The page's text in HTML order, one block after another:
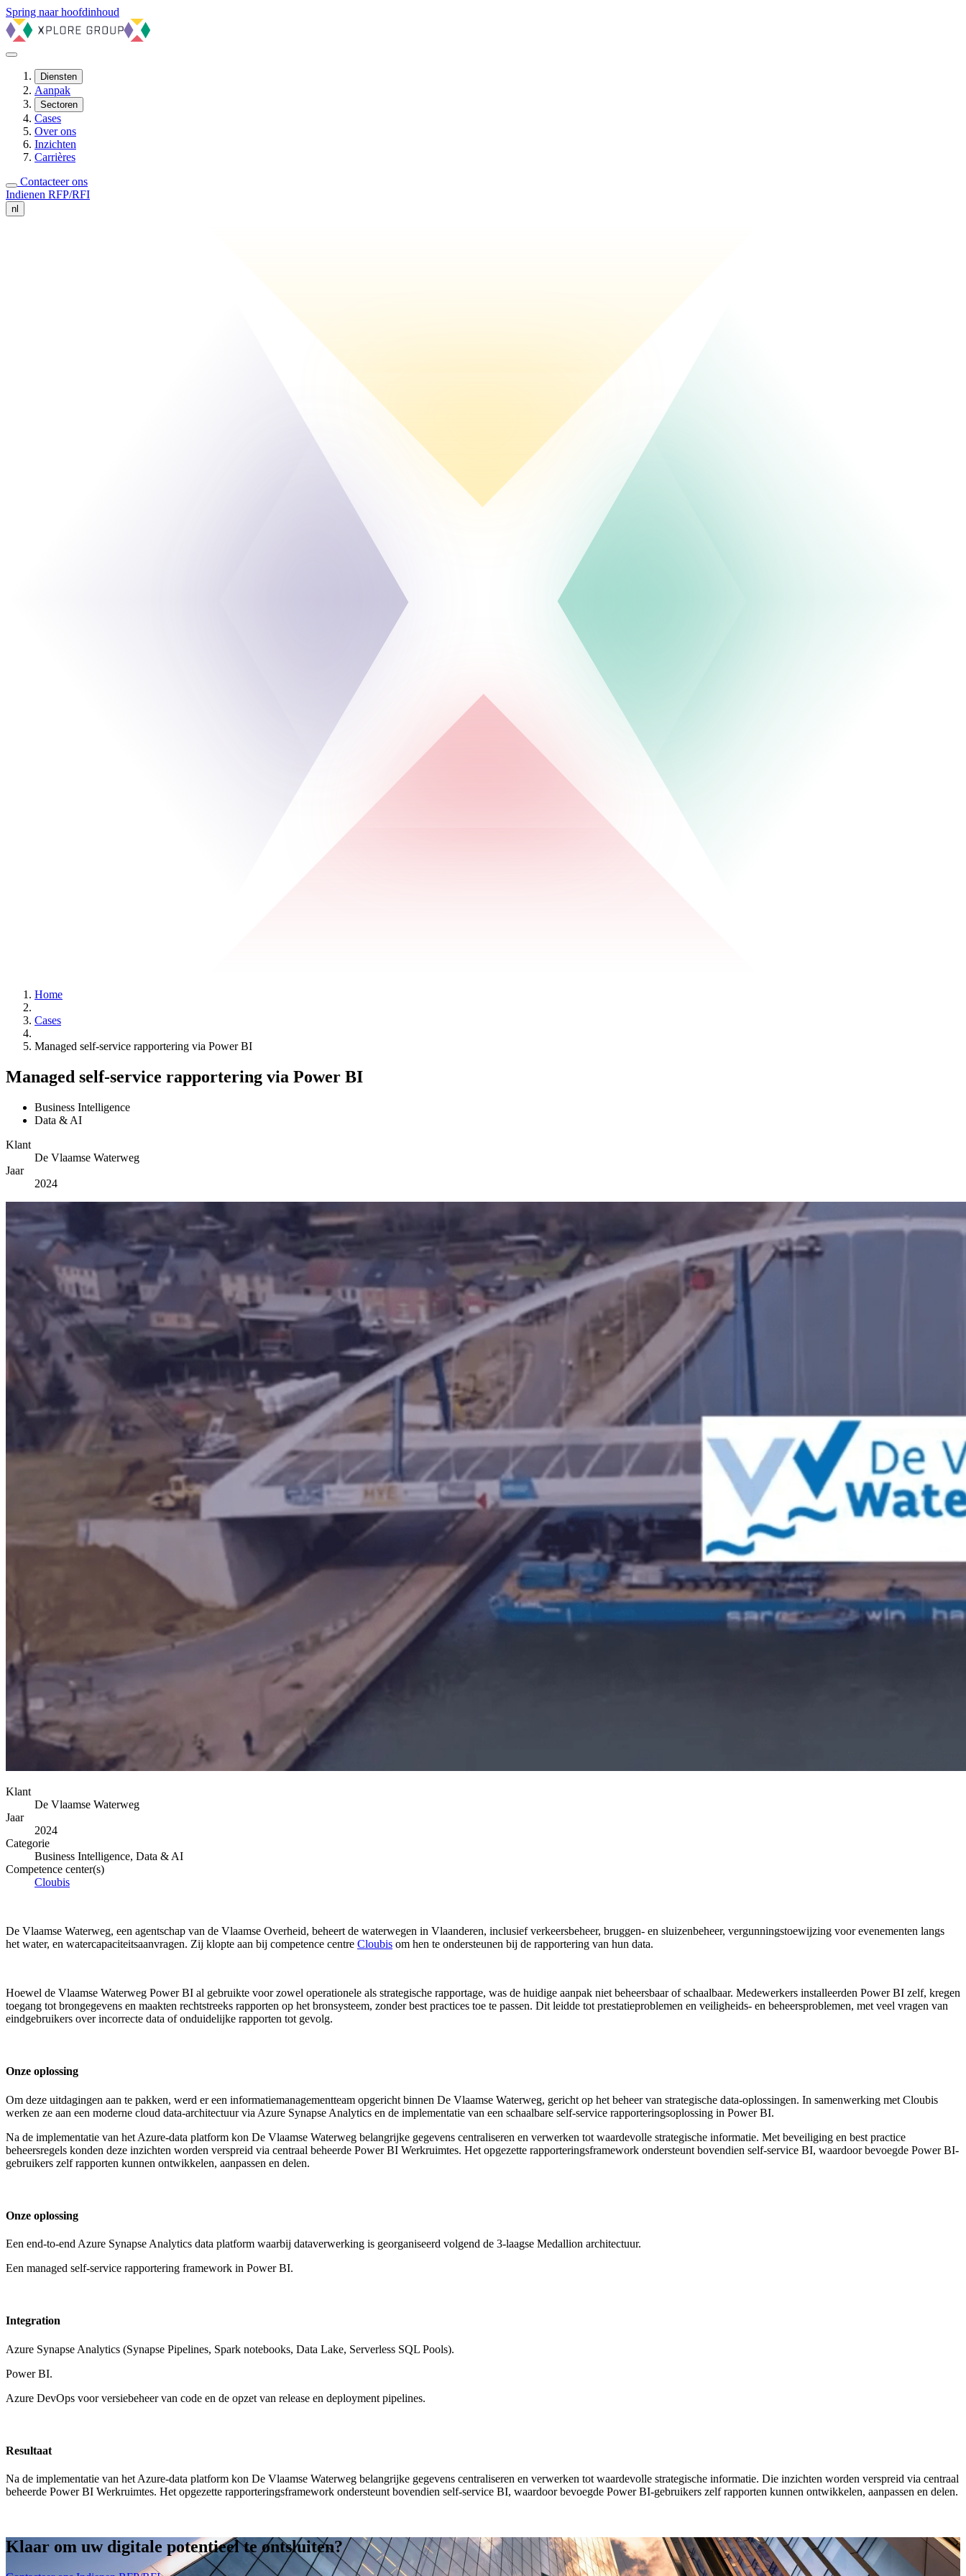
Spring naar hoofdinhoud
Diensten
Aanpak
Sectoren
Cases
Over ons
Inzichten
Carrières
Contacteer ons
Indienen RFP/RFI
nl
Home
Cases
Managed self-service rapportering via Power BI
Managed self-service rapportering via Power BI
Business Intelligence
Data & AI
Klant
De Vlaamse Waterweg
Jaar
2024
Klant
De Vlaamse Waterweg
Jaar
2024
Categorie
Business Intelligence, Data & AI
Competence center(s)
Cloubis
De Vlaamse Waterweg, een agentschap van de Vlaamse Overheid, beheert de waterwegen in Vlaanderen, inclusief verkeersbeheer, bruggen- en sluizenbeheer, vergunningstoewijzing voor evenementen langs
het water, en watercapaciteitsaanvragen. Zij klopte aan bij competence centre Cloubis om hen te ondersteunen bij de rapportering van hun data.
Hoewel de Vlaamse Waterweg Power BI al gebruikte voor zowel operationele als strategische rapportage, was de huidige aanpak niet beheersbaar of schaalbaar. Medewerkers installeerden Power BI zelf, kregen
toegang tot brongegevens en maakten rechtstreeks rapporten op het bronsysteem, zonder best practices toe te passen. Dit leidde tot prestatieproblemen en veiligheids- en beheersproblemen, met veel vragen van
eindgebruikers over incorrecte data of onduidelijke rapporten tot gevolg.
Onze oplossing
Om deze uitdagingen aan te pakken, werd er een informatiemanagementteam opgericht binnen De Vlaamse Waterweg, gericht op het beheer van strategische data-oplossingen. In samenwerking met Cloubis
werken ze aan een moderne cloud data-architectuur via Azure Synapse Analytics en de implementatie van een schaalbare self-service rapporteringsoplossing in Power BI.
Na de implementatie van het Azure-data platform kon De Vlaamse Waterweg belangrijke gegevens centraliseren en verwerken tot waardevolle strategische informatie. Met beveiliging en best practice
beheersregels konden deze inzichten worden verspreid via centraal beheerde Power BI Werkruimtes. Het opgezette rapporteringsframework ondersteunt bovendien self-service BI, waardoor bevoegde Power BI-
gebruikers zelf rapporten kunnen ontwikkelen, aanpassen en delen.
Onze oplossing
Een end-to-end Azure Synapse Analytics data platform waarbij dataverwerking is georganiseerd volgend de 3-laagse Medallion architectuur.
Een managed self-service rapportering framework in Power BI.
Integration
Azure Synapse Analytics (Synapse Pipelines, Spark notebooks, Data Lake, Serverless SQL Pools).
Power BI.
Azure DevOps voor versiebeheer van code en de opzet van release en deployment pipelines.
Resultaat
Na de implementatie van het Azure-data platform kon De Vlaamse Waterweg belangrijke gegevens centraliseren en verwerken tot waardevolle strategische informatie. Die inzichten worden verspreid via centraal
beheerde Power BI Werkruimtes. Het opgezette rapporteringsframework ondersteunt bovendien self-service BI, waardoor bevoegde Power BI-gebruikers zelf rapporten kunnen ontwikkelen, aanpassen en delen.
Klaar om uw digitale potentieel te ontsluiten?